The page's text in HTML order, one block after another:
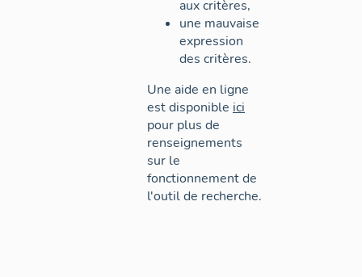
aux critères,
une mauvaise
expression
des critères.
Une aide en ligne
est disponible ici
pour plus de
renseignements
sur le
fonctionnement de
l'outil de recherche.